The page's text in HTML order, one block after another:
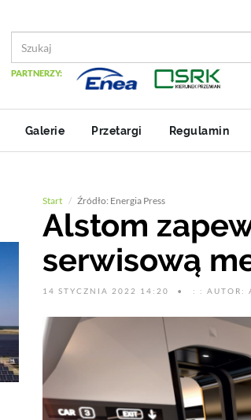
PARTNERZY:
Galerie Przetargi Regulamin
Start Źródło: Energia Press
Alstom
serwisową
14 STYCZNIA 2022 14:20 : : AUTOR: